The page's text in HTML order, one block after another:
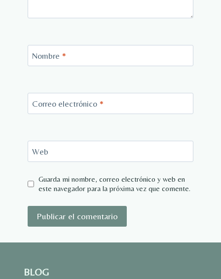
Nombre *
Correo electrónico *
Web
Guarda mi nombre, correo electrónico y web en
este navegador para la próxima vez que comente.
BLOG